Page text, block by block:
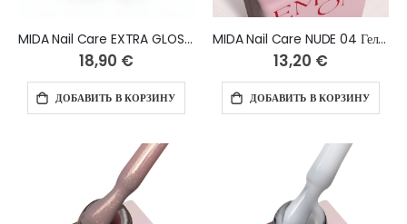
MIDA Nail Care EXTRA GLOSS Топ глянцевый 14 мл
18,90 €
ДОБАВИТЬ В КОРЗИНУ
MIDA Nail Care NUDE 04 Гель-лак 10 мл
13,20 €
ДОБАВИТЬ В КОРЗИНУ